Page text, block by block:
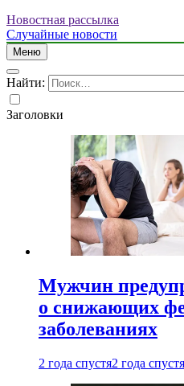
Новостная рассылка
Случайные новости
Меню
Найти:
Заголовки
Мужчин
о снижающих
заболеваниях
2 года спустя2 года спустя